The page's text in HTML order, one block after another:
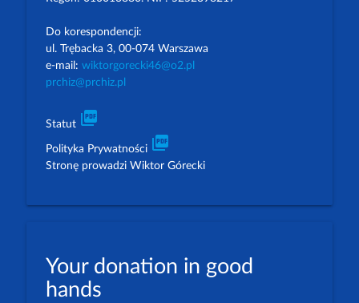
Do korespondencji:
ul. Trębacka 3, 00-074 Warszawa
e-mail: wiktorgorecki46@o2.pl
prchiz@prchiz.pl
Statut picture_as_pdf
Polityka Prywatności picture_as_pdf
Stronę prowadzi Wiktor Górecki
Your donation in good
hands